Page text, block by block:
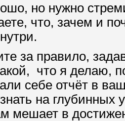
но нужно
что, зачем и
за правило,
что я делаю,
себе отчёт в
на
мешает в